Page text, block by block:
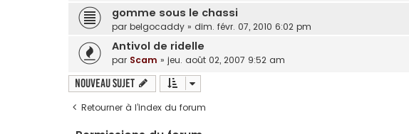
gomme sous le chassi
par belgocaddy » dim. févr. 07, 2010 6:02 pm
Antivol de ridelle
par Scam » jeu. août 02, 2007 9:52 am
Nouveau sujet
Retourner à l’index du forum